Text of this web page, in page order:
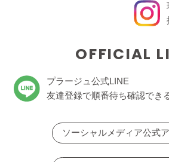
OFFICIAL
プラージュ公式LINE
友達登録で順番待ち確認でき
ソーシャルメディア公式